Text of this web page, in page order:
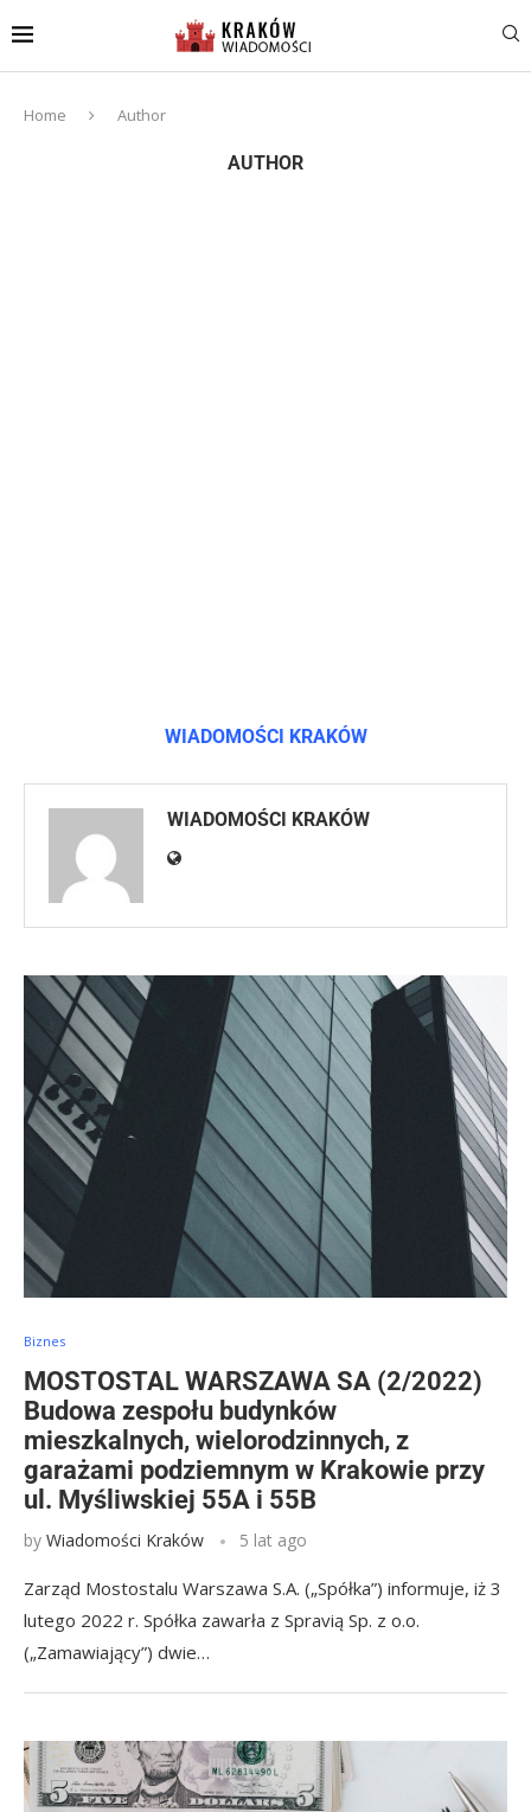
Home Author
AUTHOR
WIADOMOŚCI KRAKÓW
WIADOMOŚCI KRAKÓW
Biznes
MOSTOSTAL WARSZAWA SA (2/2022)
Budowa zespołu budynków
mieszkalnych, wielorodzinnych, z
garażami podziemnym w Krakowie przy
ul. Myśliwskiej 55A i 55B
by Wiadomości Kraków 5 lat ago
Zarząd Mostostalu Warszawa S.A. („Spółka”) informuje, iż 3
lutego 2022 r. Spółka zawarła z Spravią Sp. z o.o.
(„Zamawiający”) dwie…